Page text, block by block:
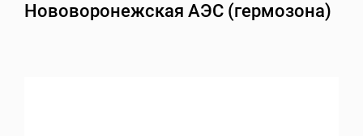
Нововоронежская АЭС (гермозона)